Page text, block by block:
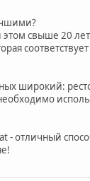
свыше 20
соответствует
широкий:
- отличный